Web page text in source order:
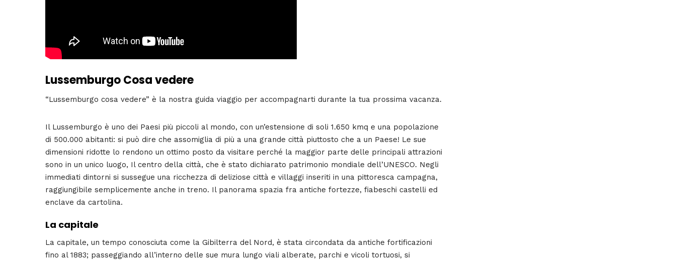
Lussemburgo Cosa vedere
“Lussemburgo cosa vedere” è la nostra guida viaggio per accompagnarti durante la tua prossima vacanza.
Il Lussemburgo è uno dei Paesi più piccoli al mondo, con un’estensione di soli 1.650 kmq e una popolazione
di 500.000 abitanti: si può dire che assomiglia di più a una grande città piuttosto che a un Paese! Le sue
dimensioni ridotte lo rendono un ottimo posto da visitare perché la maggior parte delle principali attrazioni
sono in un unico luogo, Il centro della città, che è stato dichiarato patrimonio mondiale dell’UNESCO. Negli
immediati dintorni si sussegue una ricchezza di deliziose città e villaggi inseriti in una pittoresca campagna,
raggiungibile semplicemente anche in treno. Il panorama spazia fra antiche fortezze, fiabeschi castelli ed
enclave da cartolina.
La capitale
La capitale, un tempo conosciuta come la Gibilterra del Nord, è stata circondata da antiche fortificazioni
fino al 1883; passeggiando all’interno delle sue mura lungo viali alberate, parchi e vicoli tortuosi, si